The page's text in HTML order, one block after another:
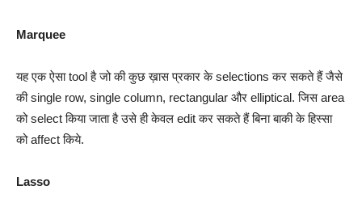
Marquee
यह एक ऐसा tool है जो की कुछ ख़ास प्रकार के selections कर सकते हैं जैसे
की single row, single column, rectangular और elliptical. जिस area
को select किया जाता है उसे ही केवल edit कर सकते हैं बिना बाकी के हिस्सा
को affect किये.
Lasso